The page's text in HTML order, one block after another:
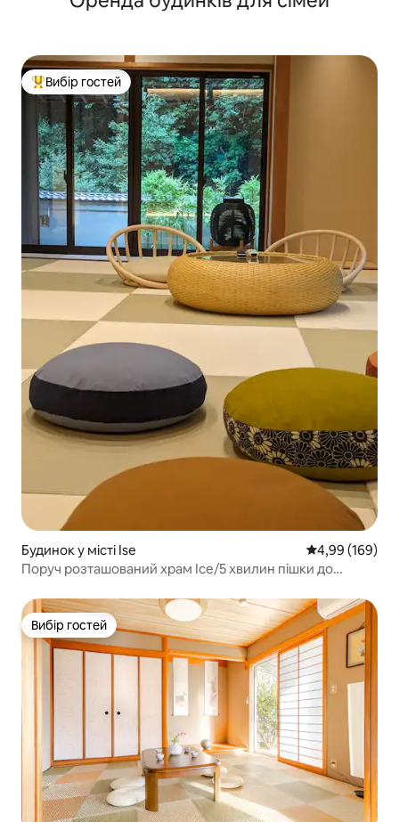
Топ вибір гостей
Вибір гостей
Будинок у місті Ise Середня
4,99 (169)
Поруч розташований храм Ісе/5 хвилин пішки до
Оренда для однієї групи на день
Вибір гостей
Вибір гостей